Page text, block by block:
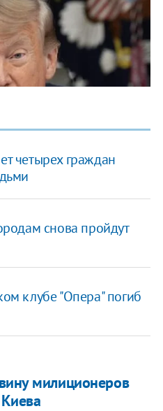
четырех граждан
снова пройдут
клубе "Опера" погиб
милиционеров